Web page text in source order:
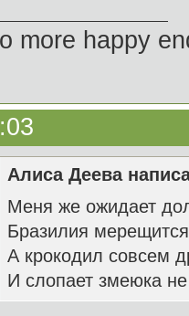
more happy
Алиса Деева
Меня же ожидает
Бразилия
А крокодил совсем
И слопает змеюка